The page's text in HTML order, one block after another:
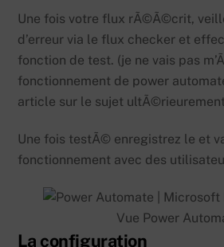
Une fois votre flux rÃ©Ã©crit,
d’erreur via le flux checker et
fonction de test. (je ne vais pas
fonctionnement de power
article sur le sujet
Une fois testÃ© enregistrez le et
fonctionnement avec des
Vue Power
La configuration